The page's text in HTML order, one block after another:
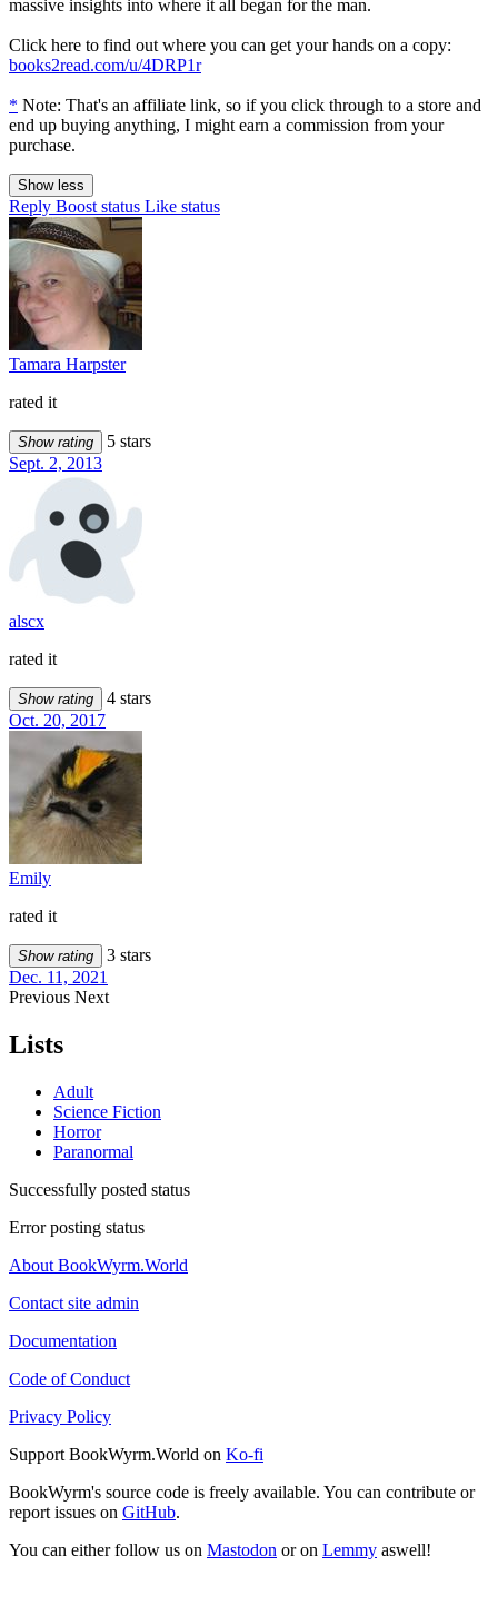
massive insights into where it all began for the man.
Click here to find out where you can get your hands on a copy:
books2read.com/u/4DRP1r
* Note: That's an affiliate link, so if you click through to a store and
end up buying anything, I might earn a commission from your
purchase.
Show less
Reply Boost status Like status
Tamara Harpster
rated it
Show rating
5 stars
Sept. 2, 2013
alscx
rated it
Show rating
4 stars
Oct. 20, 2017
Emily
rated it
Show rating
3 stars
Dec. 11, 2021
Previous Next
Lists
Adult
Science Fiction
Horror
Paranormal
Successfully posted status
Error posting status
About BookWyrm.World
Contact site admin
Documentation
Code of Conduct
Privacy Policy
Support BookWyrm.World on Ko-fi
BookWyrm's source code is freely available. You can contribute or
report issues on GitHub.
You can either follow us on Mastodon or on Lemmy aswell!